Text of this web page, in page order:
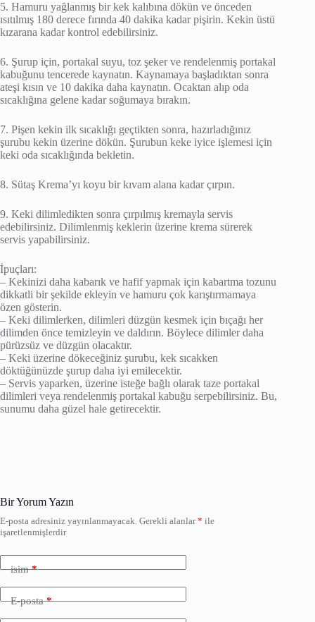
5. Hamuru yağlanmış bir kek kalıbına dökün ve önceden
ısıtılmış 180 derece fırında 40 dakika kadar pişirin. Kekin üstü
kızarana kadar kontrol edebilirsiniz.
6. Şurup için, portakal suyu, toz şeker ve rendelenmiş portakal
kabuğunu tencerede kaynatın. Kaynamaya başladıktan sonra
ateşi kısın ve 10 dakika daha kaynatın. Ocaktan alıp oda
sıcaklığına gelene kadar soğumaya bırakın.
7. Pişen kekin ilk sıcaklığı geçtikten sonra, hazırladığınız
şurubu kekin üzerine dökün. Şurubun keke iyice işlemesi için
keki oda sıcaklığında bekletin.
8. Sütaş Krema’yı koyu bir kıvam alana kadar çırpın.
9. Keki dilimledikten sonra çırpılmış kremayla servis
edebilirsiniz. Dilimlenmiş keklerin üzerine krema sürerek
servis yapabilirsiniz.
İpuçları:
– Kekinizi daha kabarık ve hafif yapmak için kabartma tozunu
dikkatli bir şekilde ekleyin ve hamuru çok karıştırmamaya
özen gösterin.
– Keki dilimlerken, dilimleri düzgün kesmek için bıçağı her
dilimden önce temizleyin ve daldırın. Böylece dilimler daha
pürüzsüz ve düzgün olacaktır.
– Keki üzerine dökeceğiniz şurubu, kek sıcakken
döktüğünüzde şurup daha iyi emilecektir.
– Servis yaparken, üzerine isteğe bağlı olarak taze portakal
dilimleri veya rendelenmiş portakal kabuğu serpebilirsiniz. Bu,
sunumu daha güzel hale getirecektir.
Bir Yorum Yazın
E-posta adresiniz yayınlanmayacak. Gerekli alanlar* ile
işaretlenmişlerdir
isim*
E-posta*